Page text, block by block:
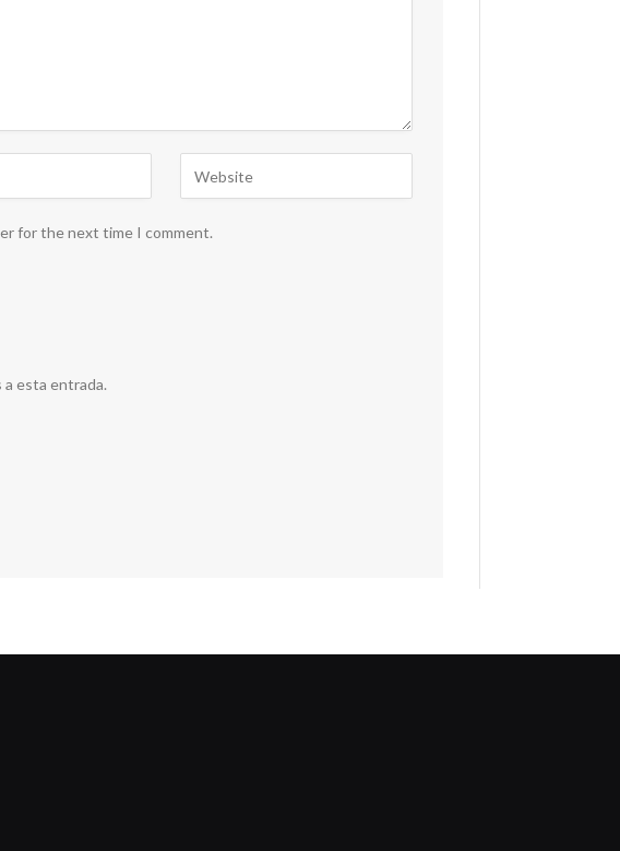
for the next time I comment.
a esta entrada.